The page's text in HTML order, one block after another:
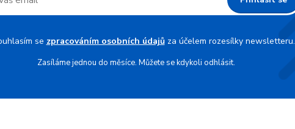
se zpracováním osobních údajůza účelem rozesílky newsletteru.
Zasíláme jednou do měsíce. Můžete se kdykoli odhlásit.